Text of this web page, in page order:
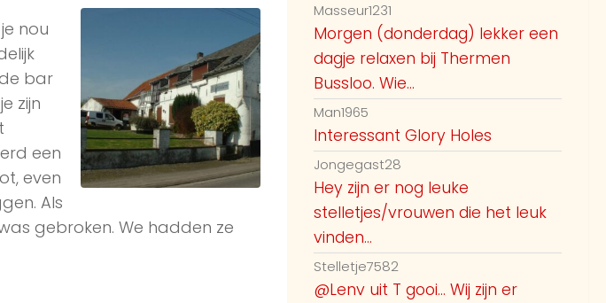
nou
bar
zijn
een
even
Als
gebroken. We hadden ze
Masseur1231
Morgen (donderdag) lekker een
dagje relaxen bij Thermen
Bussloo. Wie...
Man1965
Interessant Glory Holes
Jongegast28
Hey zijn er nog leuke
stelletjes/vrouwen die het leuk
vinden...
Stelletje7582
@Lenv uit T gooi... Wij zijn er